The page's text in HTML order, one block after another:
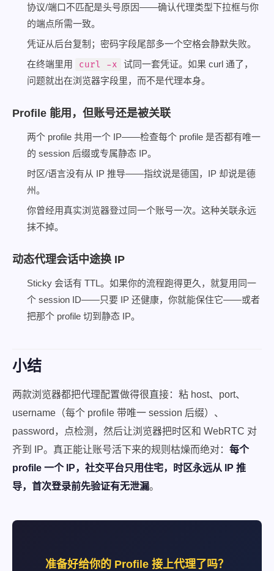
协议/端口不匹配是头号原因——确认代理类型下拉框与你
的端点所需一致。
凭证从后台复制；密码字段尾部多一个空格会静默失败。
在终端里用
curl -x
试同一套凭证。如果 curl 通了，
问题就出在浏览器字段里，而不是代理本身。
Profile 能用，但账号还是被关联
两个 profile 共用一个 IP——检查每个 profile 是否都有唯一
的 session 后缀或专属静态 IP。
时区/语言没有从 IP 推导——指纹说是德国，IP 却说是德
州。
你曾经用真实浏览器登过同一个账号一次。这种关联永远
抹不掉。
动态代理会话中途换 IP
Sticky 会话有 TTL。如果你的流程跑得更久，就复用同一
个 session ID——只要 IP 还健康，你就能保住它——或者
把那个 profile 切到静态 IP。
小结
两款浏览器都把代理配置做得很直接：粘 host、port、
username（每个 profile 带唯一 session 后缀）、
password，点检测，然后让浏览器把时区和 WebRTC 对
齐到 IP。真正能让账号活下来的规则枯燥而绝对： 每个
profile 一个 IP，社交平台只用住宅，时区永远从 IP 推
导，首次登录前先验证有无泄漏。
准备好给你的 Profile 接上代理了吗？